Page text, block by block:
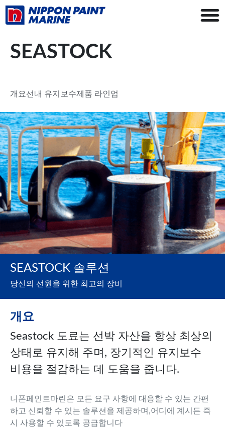
SEASTOCK
개요선내 유지보수제품 라인업
SEASTOCK 솔루션
당신의 선원을 위한 최고의 장비
개요
Seastock 도료는 선박 자산을 항상 최상의
상태로 유지해 주며, 장기적인 유지보수
비용을 절감하는 데 도움을 줍니다.
니폰페인트마린은 모든 요구 사항에 대응할 수 있는 간편
하고 신뢰할 수 있는 솔루션을 제공하며,어디에 계시든 즉
시 사용할 수 있도록 공급합니다